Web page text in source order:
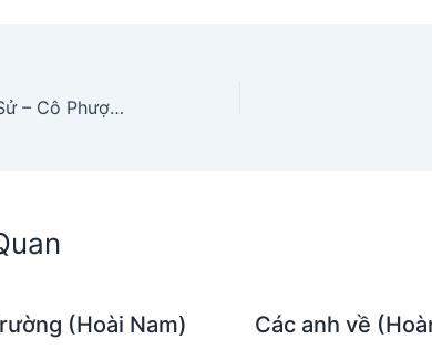
Chuyến xe lam chiều (Vinh Sử – Cô Phượng)
(Hoài Nam) Các anh về